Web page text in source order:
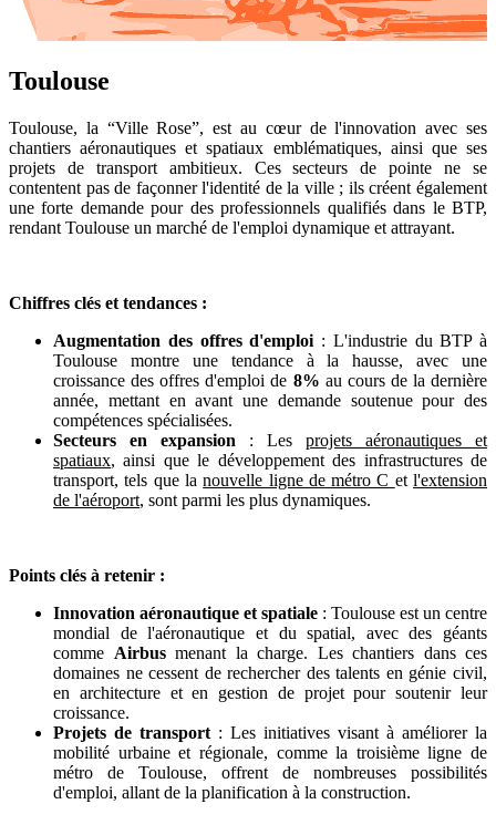
Toulouse
Toulouse, la “Ville Rose”, est au cœur de l'innovation avec ses
chantiers aéronautiques et spatiaux emblématiques, ainsi que ses
projets de transport ambitieux. Ces secteurs de pointe ne se
contentent pas de façonner l'identité de la ville ; ils créent également
une forte demande pour des professionnels qualifiés dans le BTP,
rendant Toulouse un marché de l'emploi dynamique et attrayant.
Chiffres clés et tendances :
Augmentation des offres d'emploi : L'industrie du BTP à
Toulouse montre une tendance à la hausse, avec une
croissance des offres d'emploi de 8% au cours de la dernière
année, mettant en avant une demande soutenue pour des
compétences spécialisées.
Secteurs en expansion : Les projets aéronautiques et
spatiaux, ainsi que le développement des infrastructures de
transport, tels que lanouvelle ligne de métro C etl'extension
de l'aéroport, sont parmi les plus dynamiques.
Points clés à retenir :
Innovation aéronautique et spatiale : Toulouse est un centre
mondial de l'aéronautique et du spatial, avec des géants
comme Airbus menant la charge. Les chantiers dans ces
domaines ne cessent de rechercher des talents en génie civil,
en architecture et en gestion de projet pour soutenir leur
croissance.
Projets de transport : Les initiatives visant à améliorer la
mobilité urbaine et régionale, comme la troisième ligne de
métro de Toulouse, offrent de nombreuses possibilités
d'emploi, allant de la planification à la construction.